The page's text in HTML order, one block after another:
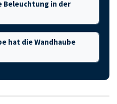
Beleuchtung in der
hat die Wandhaube